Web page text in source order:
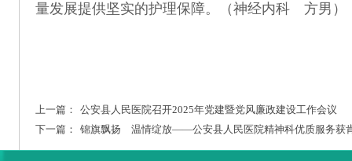
量发展提供坚实的护理保障。（神经内科 方男）
上一篇：
公安县人民医院召开2025年党建暨党风廉政建设工作会议
下一篇：
锦旗飘扬 温情绽放——公安县人民医院精神科优质服务获